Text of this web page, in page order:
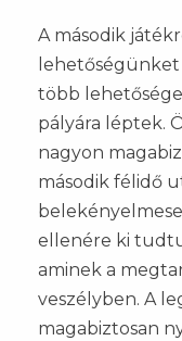
A második
több
pályára léptek.
nagyon
második félidő
ellenére ki
aminek a
veszélyben. A
magabiztosan